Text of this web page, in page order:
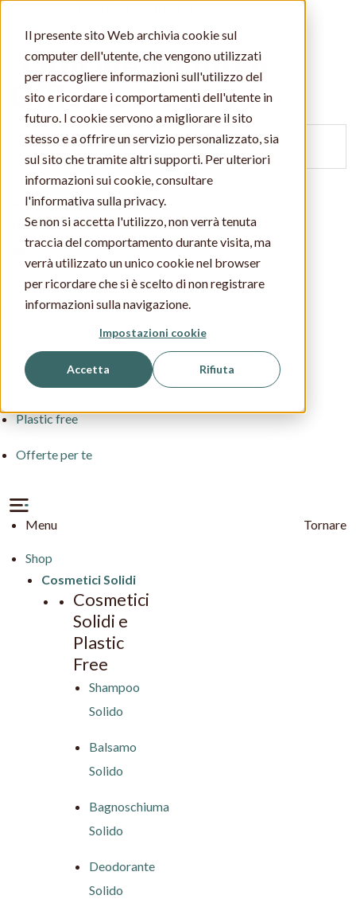
Il presente sito Web archivia cookie sul
computer dell'utente, che vengono utilizzati
per raccogliere informazioni sull'utilizzo del
sito e ricordare i comportamenti dell'utente in
futuro. I cookie servono a migliorare il sito
stesso e a offrire un servizio personalizzato, sia
sul sito che tramite altri supporti. Per ulteriori
informazioni sui cookie, consultare
l'informativa sulla privacy.
Se non si accetta l'utilizzo, non verrà tenuta
traccia del comportamento durante visita, ma
verrà utilizzato un unico cookie nel browser
per ricordare che si è scelto di non registrare
informazioni sulla navigazione.
Impostazioni cookie
Accetta Rifiuta
EN
Officina Naturae
Cerca
0
0,00 €
Pulizia della casa
Pelle Delicata
Plastic free
Offerte per te
Menu Tornare
Shop
Cosmetici Solidi
Cosmetici
Solidi e
Plastic
Free
Shampoo
Solido
Balsamo
Solido
Bagnoschiuma
Solido
Deodorante
Solido